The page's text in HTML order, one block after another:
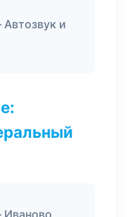
Автозвук и
Иваново